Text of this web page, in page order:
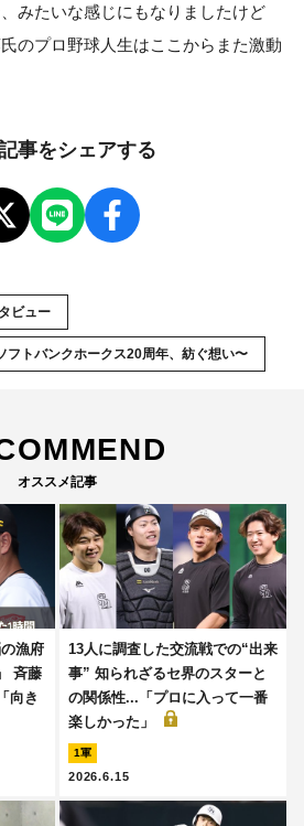
みたいな感じにもなりましたけど
のプロ野球人生はここからまた激動
事をシェアする
ビュー
フトバンクホークス20周年、紡ぐ想い〜
オススメ記事
漁府
斉藤
向き
13人に調査した交流戦での“出来
事” 知られざるセ界のスターと
の関係性...「プロに入って一番
楽しかった」
1軍
2026.6.15